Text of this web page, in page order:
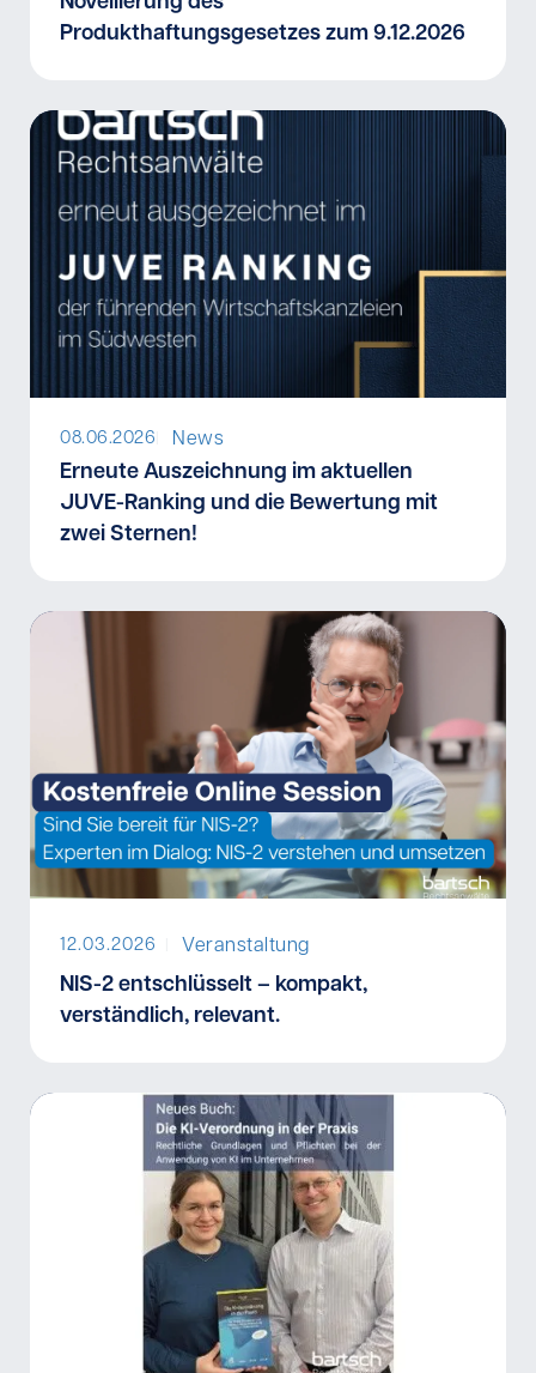
Produkthaftungsgesetzes zum 9.12.2026
News
08.06.2026
Erneute Auszeichnung im aktuellen
JUVE-Ranking und die Bewertung mit
zwei Sternen!
12.03.2026 Veranstaltung
NIS-2 entschlüsselt – kompakt,
verständlich, relevant.